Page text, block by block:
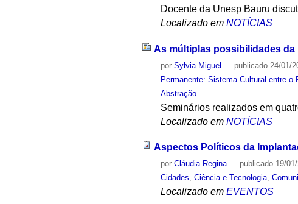
Docente da Unesp Bauru
Localizado em NOTÍCIAS
As múltiplas possibilidades da
porSylvia Miguel — publicado 24/01/
Permanente: Sistema Cultural entre o
Abstração
Seminários realizados em
Localizado em NOTÍCIAS
Aspectos Políticos da
porCláudia Regina — publicado 19/
Cidades,Ciência e Tecnologia,
Localizado em EVENTOS